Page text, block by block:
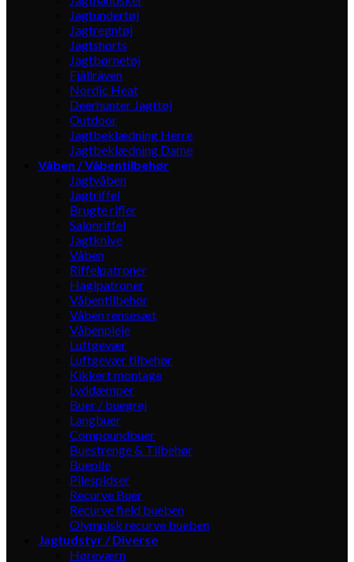
Jagtundertøj
Jagtregntøj
Jagtshorts
Jagtbørnetøj
Fjällräven
Nordic Heat
Deerhunter Jagttøj
Outdoor
Jagtbeklædning Herre
Jagtbeklædning Dame
Våben / Våbentilbehør
Jagtvåben
Jagtriffel
Brugte rifler
Salonriffel
Jagtknive
Våben
Riffelpatroner
Haglpatroner
Våbentilbehør
Våben rensesæt
Våbenpleje
Luftgevær
Luftgevær tilbehør
Kikkert montage
Lyddæmper
Buer / buegrej
Langbuer
Compoundbuer
Buestrenge & Tilbehør
Buepile
Pilespidser
Recurve Buer
Recurve field bueben
Olympisk recurve bueben
Jagtudstyr / Diverse
Høreværn